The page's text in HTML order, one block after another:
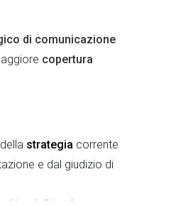
di comunicazione
copertura
strategia corrente
e dal giudizio di